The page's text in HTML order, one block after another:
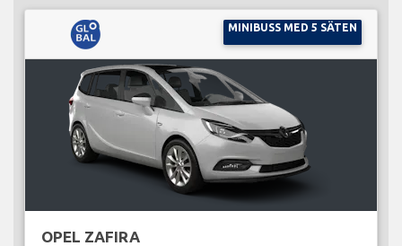
MINIBUSS MED 5 SÄTEN
OPEL ZAFIRA